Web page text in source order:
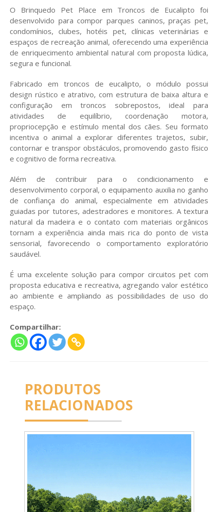
O Brinquedo Pet Place em Troncos de Eucalipto foi
desenvolvido para compor parques caninos, praças pet,
condomínios, clubes, hotéis pet, clínicas veterinárias e
espaços de recreação animal, oferecendo uma experiência
de enriquecimento ambiental natural com proposta lúdica,
segura e funcional.
Fabricado em troncos de eucalipto, o módulo possui
design rústico e atrativo, com estrutura de baixa altura e
configuração em troncos sobrepostos, ideal para
atividades de equilíbrio, coordenação motora,
propriocepção e estímulo mental dos cães. Seu formato
incentiva o animal a explorar diferentes trajetos, subir,
contornar e transpor obstáculos, promovendo gasto físico
e cognitivo de forma recreativa.
Além de contribuir para o condicionamento e
desenvolvimento corporal, o equipamento auxilia no ganho
de confiança do animal, especialmente em atividades
guiadas por tutores, adestradores e monitores. A textura
natural da madeira e o contato com materiais orgânicos
tornam a experiência ainda mais rica do ponto de vista
sensorial, favorecendo o comportamento exploratório
saudável.
É uma excelente solução para compor circuitos pet com
proposta educativa e recreativa, agregando valor estético
ao ambiente e ampliando as possibilidades de uso do
espaço.
Compartilhar:
PRODUTOS
RELACIONADOS